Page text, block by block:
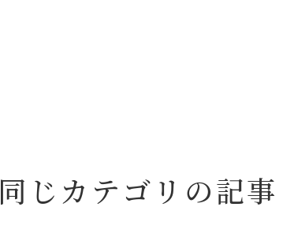
同じカテゴリの記事